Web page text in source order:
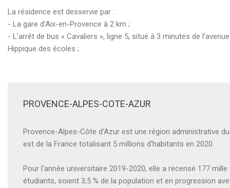
La résidence est desservie par :
- La gare d'Aix-en-Provence à 2 km ;
- L'arrêt de bus « Cavaliers », ligne 5, situé à 3 minutes de
Hippique des écoles ;
PROVENCE-ALPES-COTE-AZUR
Provence-Alpes-Côte d'Azur est une région administrative
est de la France totalisant 5 millions d'habitants en 2020.
Pour l'année universitaire 2019-2020, elle a recensé 177 mille
étudiants, soient 3,5 % de la population et en progression